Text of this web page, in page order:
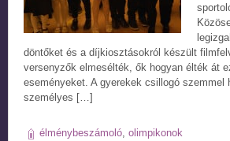
döntőket és a díjkiosztásokról készült
versenyzők elmesélték, ők hogyan élték át
eseményeket. A gyerekek csillogó szemmel
személyes […]
élménybeszámoló, olimpikonok